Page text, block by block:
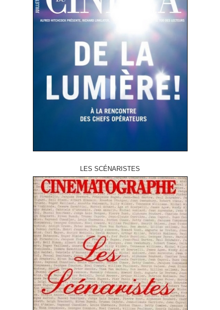
LES SCÉNARISTES